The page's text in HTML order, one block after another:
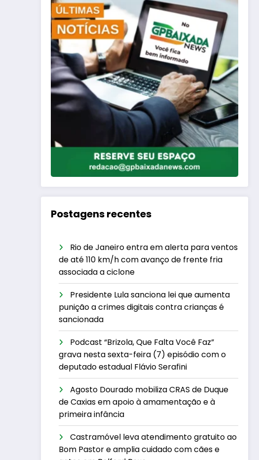
Postagens recentes
Rio de Janeiro entra em alerta para ventos
de até 110 km/h com avanço de frente fria
associada a ciclone
Presidente Lula sanciona lei que aumenta
punição a crimes digitais contra crianças é
sancionada
Podcast “Brizola, Que Falta Você Faz”
grava nesta sexta-feira (7) episódio com o
deputado estadual Flávio Serafini
Agosto Dourado mobiliza CRAS de Duque
de Caxias em apoio à amamentação e à
primeira infância
Castramóvel leva atendimento gratuito ao
Bom Pastor e amplia cuidado com cães e